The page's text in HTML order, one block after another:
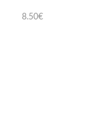
8.50€